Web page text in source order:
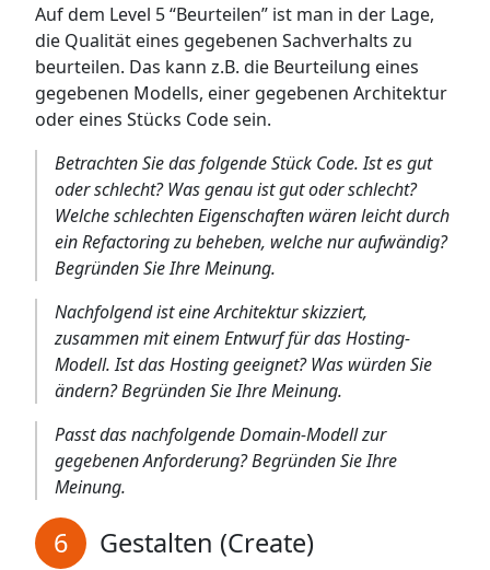
Auf dem Level 5 “Beurteilen” ist man in der Lage,
die Qualität eines gegebenen Sachverhalts zu
beurteilen. Das kann z.B. die Beurteilung eines
gegebenen Modells, einer gegebenen Architektur
oder eines Stücks Code sein.
Betrachten Sie das folgende Stück Code. Ist es gut
oder schlecht? Was genau ist gut oder schlecht?
Welche schlechten Eigenschaften wären leicht durch
ein Refactoring zu beheben, welche nur aufwändig?
Begründen Sie Ihre Meinung.
Nachfolgend ist eine Architektur skizziert,
zusammen mit einem Entwurf für das Hosting-
Modell. Ist das Hosting geeignet? Was würden Sie
ändern? Begründen Sie Ihre Meinung.
Passt das nachfolgende Domain-Modell zur
gegebenen Anforderung? Begründen Sie Ihre
Meinung.
Gestalten (Create)